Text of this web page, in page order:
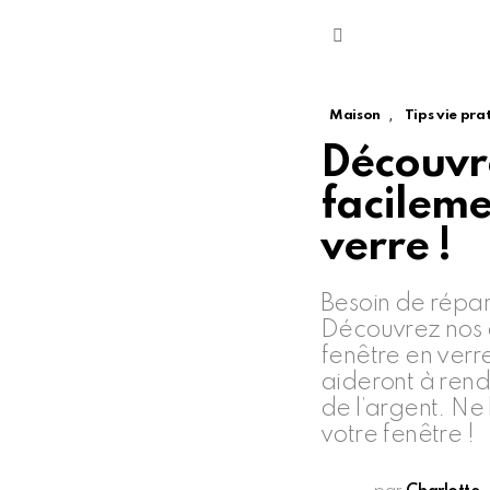
Maison , Tips vie
verre !
Besoin de
Découvrez nos
fenêtre en
aideront à
de l’argent.
votre fenêtre !